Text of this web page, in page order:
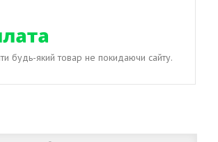
будь-який товар не покидаючи сайту.